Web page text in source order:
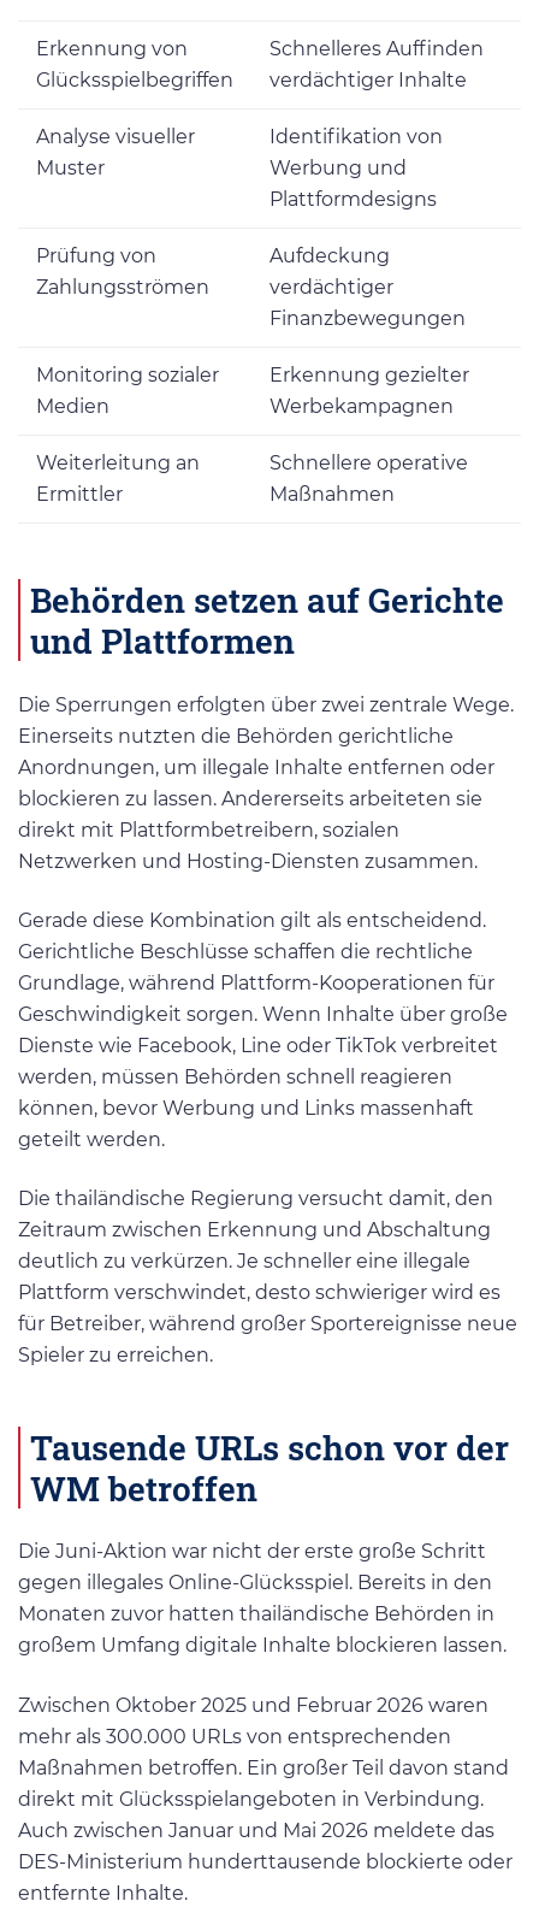
Erkennung von
Glücksspielbegriffen
Schnelleres Auffinden
verdächtiger Inhalte
Analyse visueller
Muster
Identifikation von
Werbung und
Plattformdesigns
Prüfung von
Zahlungsströmen
Aufdeckung
verdächtiger
Finanzbewegungen
Monitoring sozialer
Medien
Erkennung gezielter
Werbekampagnen
Weiterleitung an
Ermittler
Schnellere operative
Maßnahmen
Behörden setzen auf Gerichte
und Plattformen
Die Sperrungen erfolgten über zwei zentrale Wege.
Einerseits nutzten die Behörden gerichtliche
Anordnungen, um illegale Inhalte entfernen oder
blockieren zu lassen. Andererseits arbeiteten sie
direkt mit Plattformbetreibern, sozialen
Netzwerken und Hosting-Diensten zusammen.
Gerade diese Kombination gilt als entscheidend.
Gerichtliche Beschlüsse schaffen die rechtliche
Grundlage, während Plattform-Kooperationen für
Geschwindigkeit sorgen. Wenn Inhalte über große
Dienste wie Facebook, Line oder TikTok verbreitet
werden, müssen Behörden schnell reagieren
können, bevor Werbung und Links massenhaft
geteilt werden.
Die thailändische Regierung versucht damit, den
Zeitraum zwischen Erkennung und Abschaltung
deutlich zu verkürzen. Je schneller eine illegale
Plattform verschwindet, desto schwieriger wird es
für Betreiber, während großer Sportereignisse neue
Spieler zu erreichen.
Tausende URLs schon vor der
WM betroffen
Die Juni-Aktion war nicht der erste große Schritt
gegen illegales Online-Glücksspiel. Bereits in den
Monaten zuvor hatten thailändische Behörden in
großem Umfang digitale Inhalte blockieren lassen.
Zwischen Oktober 2025 und Februar 2026 waren
mehr als 300.000 URLs von entsprechenden
Maßnahmen betroffen. Ein großer Teil davon stand
direkt mit Glücksspielangeboten in Verbindung.
Auch zwischen Januar und Mai 2026 meldete das
DES-Ministerium hunderttausende blockierte oder
entfernte Inhalte.